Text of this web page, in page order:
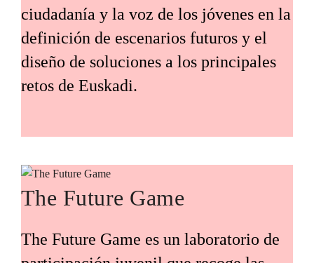
ciudadanía y la voz de los jóvenes en la
definición de escenarios futuros y el
diseño de soluciones a los principales
retos de Euskadi.
The Future Game
The Future Game es un laboratorio de